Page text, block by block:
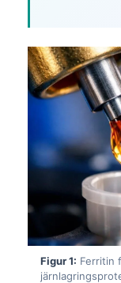
Figur 1: Ferritin